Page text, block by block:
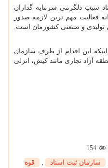
سبب دلگرمی سرمایه گذاران
فعالیت مهم ترین لازمه صدور
تولیدی و صنعتی کشورمان است.
اینکه این اقدام از طرف سازمان
و املاک کشور در ۱۸ منطقه آزاد تجاری مانند کیش، انزلی
154
سازمان ثبت اسناد ,
قوه